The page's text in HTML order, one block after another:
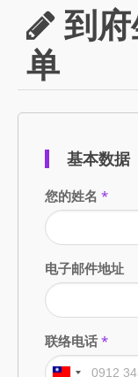
到
单
基本数据
您的姓名 *
电子邮件地址
联络电话 *